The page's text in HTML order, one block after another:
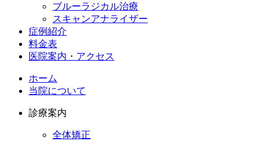
ブルーラジカル治療
スキャンアナライザー
症例紹介
料金表
医院案内・アクセス
ホーム
当院について
診療案内
全体矯正